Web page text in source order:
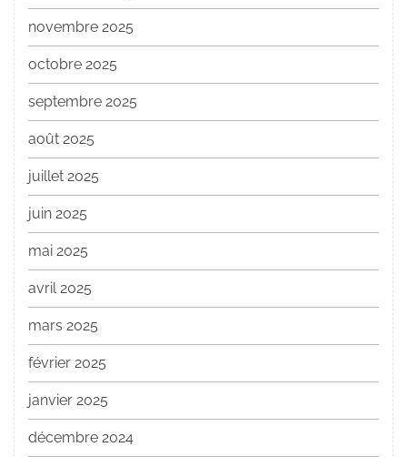
novembre 2025
octobre 2025
septembre 2025
août 2025
juillet 2025
juin 2025
mai 2025
avril 2025
mars 2025
février 2025
janvier 2025
décembre 2024